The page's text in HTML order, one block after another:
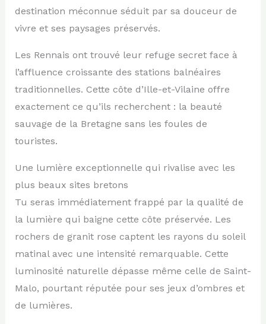
destination méconnue séduit par sa douceur de
vivre et ses paysages préservés.
Les Rennais ont trouvé leur refuge secret face à
l’affluence croissante des stations balnéaires
traditionnelles. Cette côte d’Ille-et-Vilaine offre
exactement ce qu’ils recherchent : la beauté
sauvage de la Bretagne sans les foules de
touristes.
Une lumière exceptionnelle qui rivalise avec les
plus beaux sites bretons
Tu seras immédiatement frappé par la qualité de
la lumière qui baigne cette côte préservée. Les
rochers de granit rose captent les rayons du soleil
matinal avec une intensité remarquable. Cette
luminosité naturelle dépasse même celle de Saint-
Malo, pourtant réputée pour ses jeux d’ombres et
de lumières.